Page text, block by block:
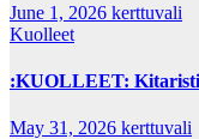
June 1, 2026 kerttuvali
Kuolleet
:KUOLLEET:
May 31, 2026 kerttuvali